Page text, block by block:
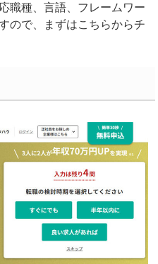
職種、言語、フレームワー
ので、まずはこちらからチ